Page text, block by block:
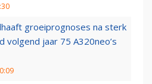
groeiprognoses na sterk
volgend jaar 75 A320neo’s